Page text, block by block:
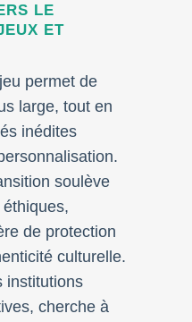
LE
ET
permet de
large, tout en
inédites
soulève
de protection
culturelle.
institutions
cherche à